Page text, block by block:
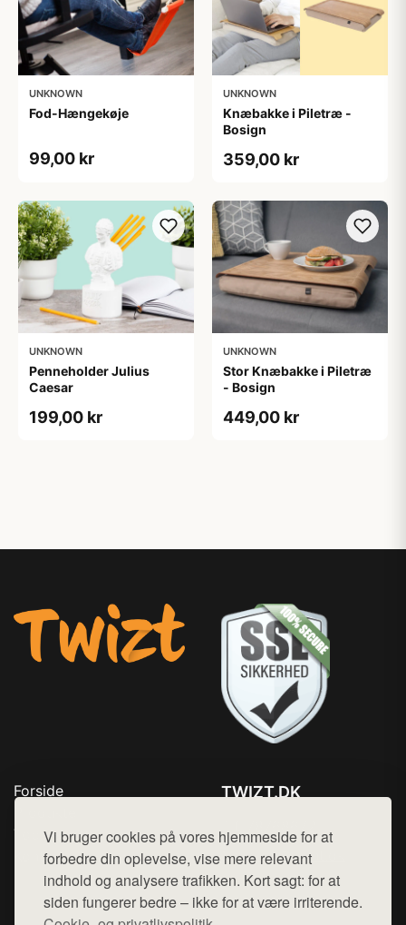
Vi bruger cookies på vores hjemmeside for at
forbedre din oplevelse, vise mere relevant
indhold og analysere trafikken. Kort sagt: for at
siden fungerer bedre – ikke for at være irriterende.
UNKNOWN
Fod-Hængekøje
99,00 kr
UNKNOWN
Knæbakke i Piletræ​ -
Bosign
359,00 kr
UNKNOWN
Penneholder Julius
Caesar
199,00 kr
UNKNOWN
Stor Knæbakke i Piletræ
- Bosign
449,00 kr
Forside
Top Rabatter
Kontakt
TWIZT.DK
Mail: hej@want.dk
Cookie- og privatlivspolitik